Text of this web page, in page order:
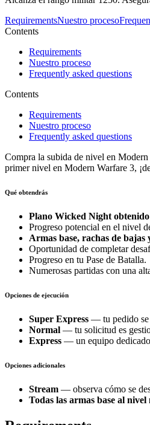
RequirementsNuestro proceso
Contents
Requirements
Nuestro proceso
Frequently asked questions
Contents
Requirements
Nuestro proceso
Frequently asked questions
Compra la subida de nivel en
primer nivel en Modern Warfare 3,
Qué obtendrás
Plano Wicked Night
Progreso potencial en el nivel
Armas base, rachas de bajas
Oportunidad de completar
Progreso en tu Pase de Batalla.
Numerosas partidas con una
Opciones de ejecución
Super Express — tu pedido se
Normal — tu solicitud es
Express — un equipo
Opciones adicionales
Stream — observa cómo se
Todas las armas base al nivel